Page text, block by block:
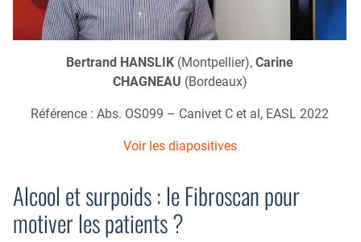
Bertrand HANSLIK (Montpellier),Carine
CHAGNEAU (Bordeaux)
Référence : Abs. OS099 – Canivet C et al, EASL 2022
Voir les diapositives
Alcool et surpoids : le Fibroscan pour
motiver les patients ?